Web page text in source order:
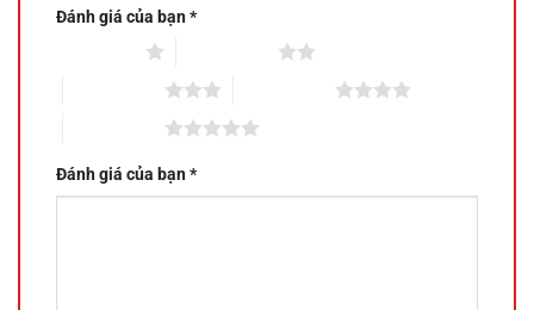
Đánh giá của bạn*
Đánh giá của bạn*